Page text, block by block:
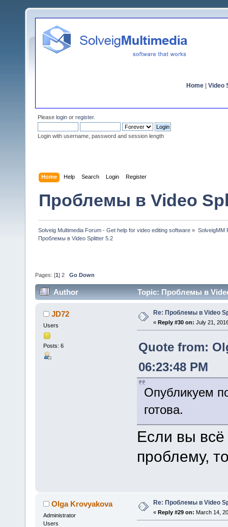
Home Video
Please login or register.
Login with username, password and session length
Home Help Search Login Register
Проблемы в Video
Solveig Multimedia Forum - Get help for video editing software » SolveigMM
Проблемы в Video Splitter 5.2
Pages: [1 ] 2 Go Down
Author Topic: Проблемы в
JD72
Users
Posts: 6
Re: Проблемы в Video
« Reply #30 on: July 21,
Quote from:
06:23:48 PM
Опубликуем
готова.
Если вы всё
проблему,
Olga Krovyakova
Administrator
Users
Re: Проблемы в Video
« Reply #29 on: March 14,